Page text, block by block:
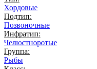
Хордовые
Подтип:
Позвоночные
Инфратип:
Челюстноротые
Группа:
Рыбы